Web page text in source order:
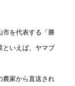
市を代表する「勝
といえば、ヤマブ
農家から直送され